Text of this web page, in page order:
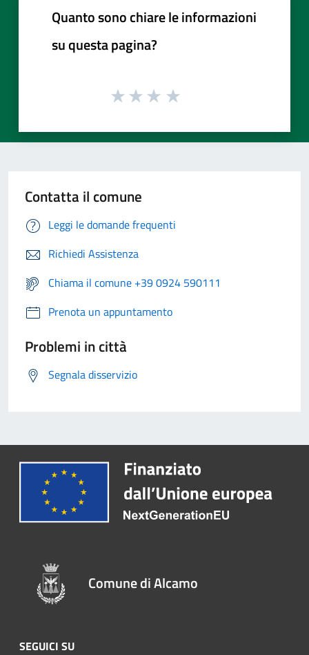
Quanto sono chiare le informazioni
su questa pagina?
Contatta il comune
Leggi le domande frequenti
Richiedi Assistenza
Chiama il comune +39 0924 590111
Prenota un appuntamento
Problemi in città
Segnala disservizio
Comune di Alcamo
SEGUICI SU